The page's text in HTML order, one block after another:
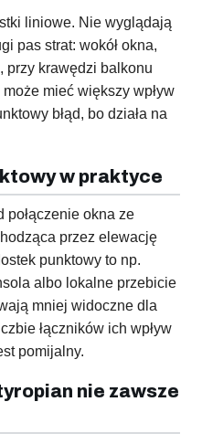
liniowe. Nie wyglądają
pas strat: wokół okna,
przy krawędzi balkonu
może mieć większy wpływ
błąd, bo działa na
w praktyce
połączenie okna ze
przez elewację
punktowy to np.
albo lokalne przebicie
mniej widoczne dla
łączników ich wpływ
pomijalny.
nie zawsze